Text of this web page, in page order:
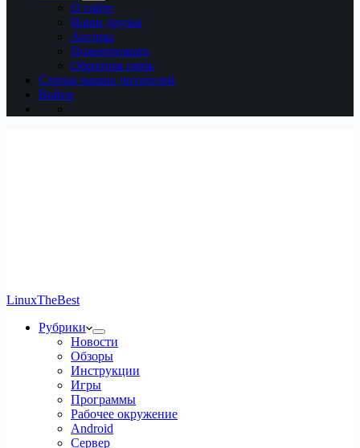
О сайте
Наши друзья
Авторы
Пожертвовать
Обратная связь
Статьи наших читателей
Войти
LinuxTheBest
Рубрики
Новости
Обзоры
Инструкции
Игры
Программы
Рабочее окружение
Android
Сервер